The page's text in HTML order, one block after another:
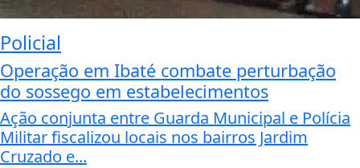
Policial
Operação em Ibaté combate perturbação
do sossego em estabelecimentos
Ação conjunta entre Guarda Municipal e Polícia
Militar fiscalizou locais nos bairros Jardim
Cruzado e...